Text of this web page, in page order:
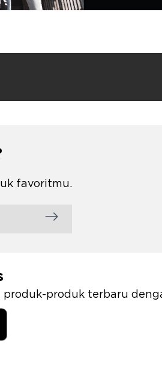
favoritmu.
produk terbaru